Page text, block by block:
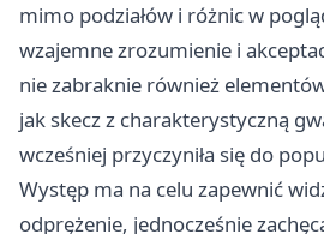
mimo podziałów i różnic w
wzajemne zrozumienie i
nie zabraknie również
jak skecz z charakterystyczną
wcześniej przyczyniła się do
Występ ma na celu zapewnić
odprężenie, jednocześnie